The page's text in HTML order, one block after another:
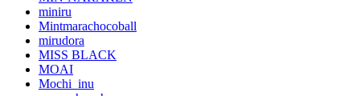
miniru
Mintmarachocoball
mirudora
MISS BLACK
MOAI
Mochi_inu